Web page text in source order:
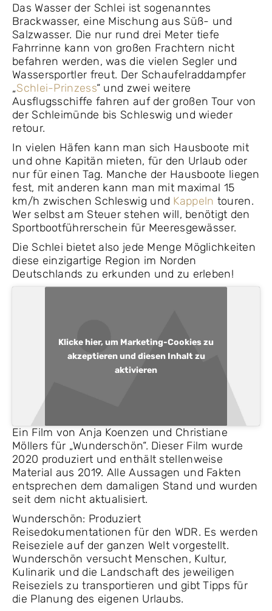
Das Wasser der Schlei ist sogenanntes
Brackwasser, eine Mischung aus Süß- und
Salzwasser. Die nur rund drei Meter tiefe
Fahrrinne kann von großen Frachtern nicht
befahren werden, was die vielen Segler und
Wassersportler freut. Der Schaufelraddampfer
„Schlei-Prinzess“ und zwei weitere
Ausflugsschiffe fahren auf der großen Tour von
der Schleimünde bis Schleswig und wieder
retour.
In vielen Häfen kann man sich Hausboote mit
und ohne Kapitän mieten, für den Urlaub oder
nur für einen Tag. Manche der Hausboote liegen
fest, mit anderen kann man mit maximal 15
km/h zwischen Schleswig und Kappeln touren.
Wer selbst am Steuer stehen will, benötigt den
Sportbootführerschein für Meeresgewässer.
Die Schlei bietet also jede Menge Möglichkeiten
diese einzigartige Region im Norden
Deutschlands zu erkunden und zu erleben!
Klicke hier, um Marketing-Cookies zu
akzeptieren und diesen Inhalt zu
aktivieren
Ein Film von Anja Koenzen und Christiane
Möllers für „Wunderschön“. Dieser Film wurde
2020 produziert und enthält stellenweise
Material aus 2019. Alle Aussagen und Fakten
entsprechen dem damaligen Stand und wurden
seit dem nicht aktualisiert.
Wunderschön: Produziert
Reisedokumentationen für den WDR. Es werden
Reiseziele auf der ganzen Welt vorgestellt.
Wunderschön versucht Menschen, Kultur,
Kulinarik und die Landschaft des jeweiligen
Reiseziels zu transportieren und gibt Tipps für
die Planung des eigenen Urlaubs.